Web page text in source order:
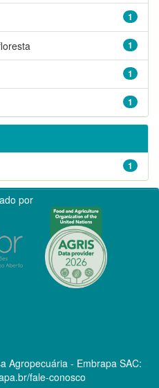
1
1
1
1
1
por
Agropecuária - Embrapa SAC:
fale-conosco